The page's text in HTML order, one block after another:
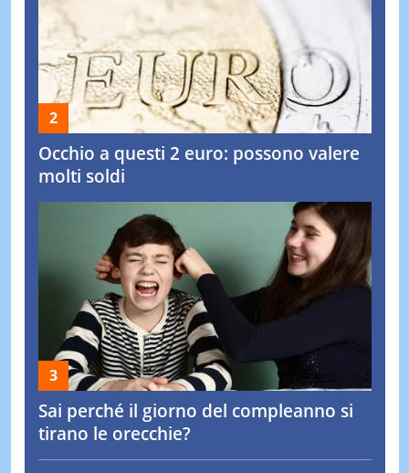
Occhio a questi 2 euro: possono valere
molti soldi
Sai perché il giorno del compleanno si
tirano le orecchie?